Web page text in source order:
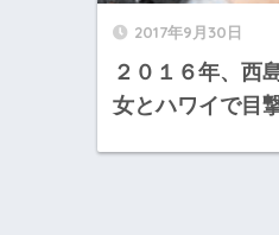
2017年9月30日
２０１６年、西
女とハワイで目